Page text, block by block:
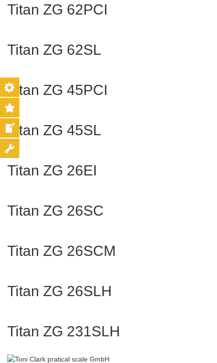
Titan ZG 62PCI
Titan ZG 62SL
Titan ZG 45PCI
Titan ZG 45SL
Titan ZG 26EI
Titan ZG 26SC
Titan ZG 26SCM
Titan ZG 26SLH
Titan ZG 231SLH